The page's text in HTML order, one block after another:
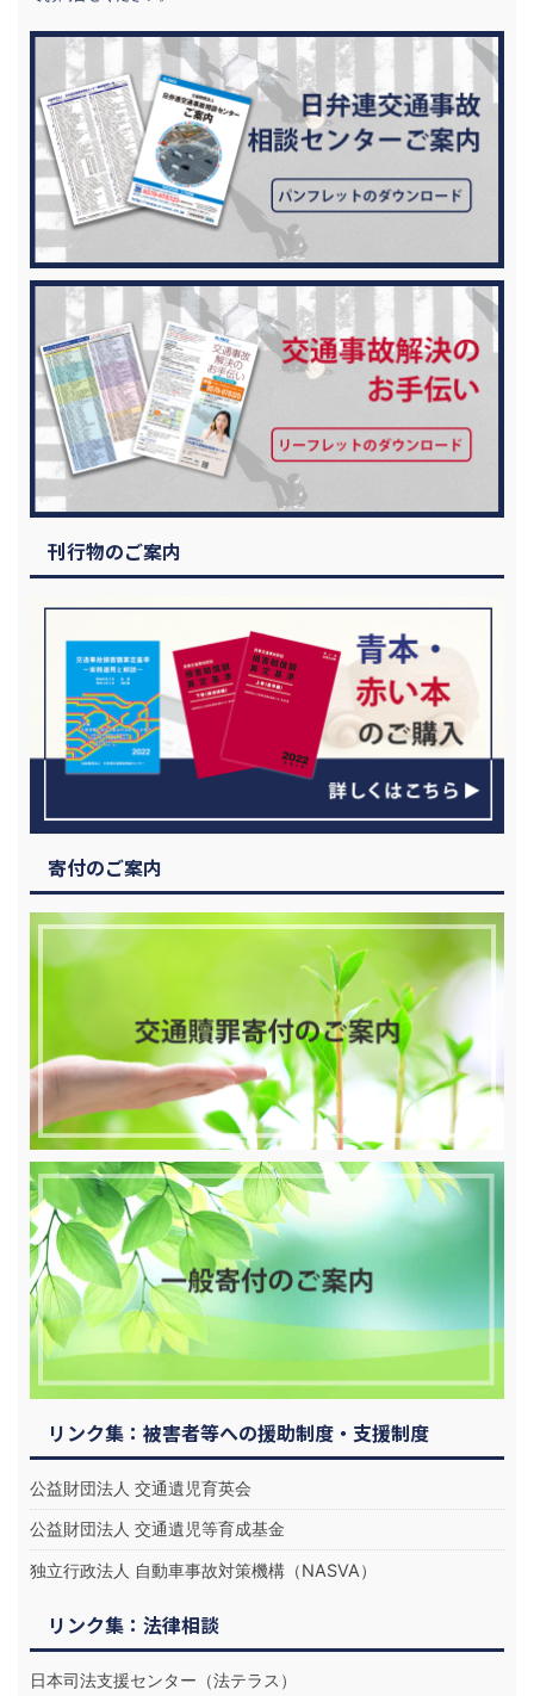
刊行物のご案内
寄付のご案内
リンク集：被害者等への援助制度・支援制度
公益財団法人 交通遺児育英会
公益財団法人 交通遺児等育成基金
独立行政法人 自動車事故対策機構（NASVA）
リンク集：法律相談
日本司法支援センター（法テラス）